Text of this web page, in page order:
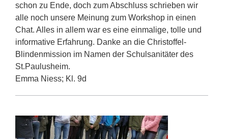
schon zu Ende, doch zum Abschluss schrieben wir
alle noch unsere Meinung zum Workshop in einen
Chat. Alles in allem war es eine einmalige, tolle und
informative Erfahrung. Danke an die Christoffel-
Blindenmission im Namen der Schulsanitäter des
St.Paulusheim.
Emma Niess; Kl. 9d